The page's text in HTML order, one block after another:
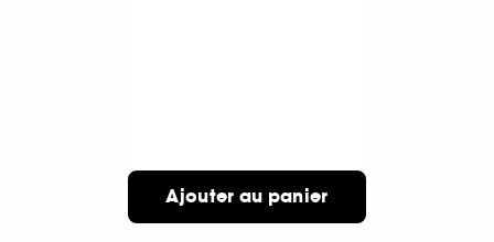
Ajouter au panier